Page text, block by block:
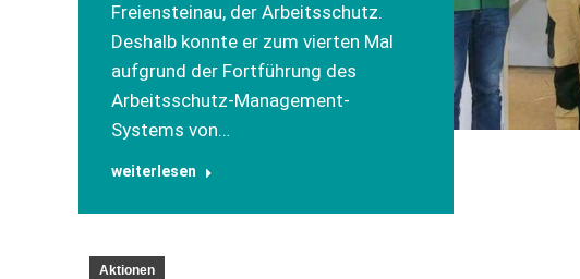
Freiensteinau, der Arbeitsschutz.
Deshalb konnte er zum vierten Mal
aufgrund der Fortführung des
Arbeitsschutz-Management-
Systems von…
weiterlesen
Aktionen